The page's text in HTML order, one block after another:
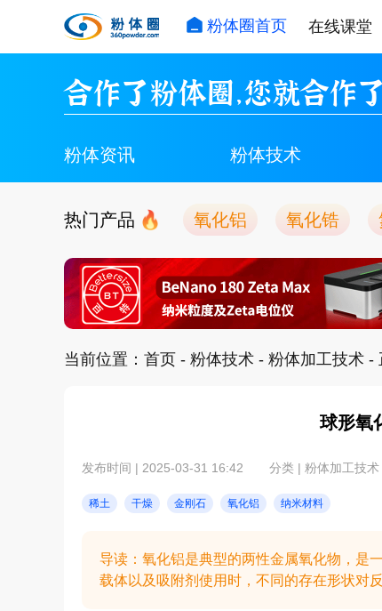
粉体圈首页 在线课堂
合作了粉体圈，您就合作
粉体资讯 粉体技术
热门产品 氧化铝 氧化锆
当前位置： 首页 - 粉体技术 - 粉体加工技术 -
球形氧
发布时间 | 2025-03-31 16:42 分类 | 粉体加工技术
稀土 干燥 金刚石 氧化铝 纳米材料
导读：氧化铝是典型的两性金属氧化物，是
载体以及吸附剂使用时，不同的存在形状对